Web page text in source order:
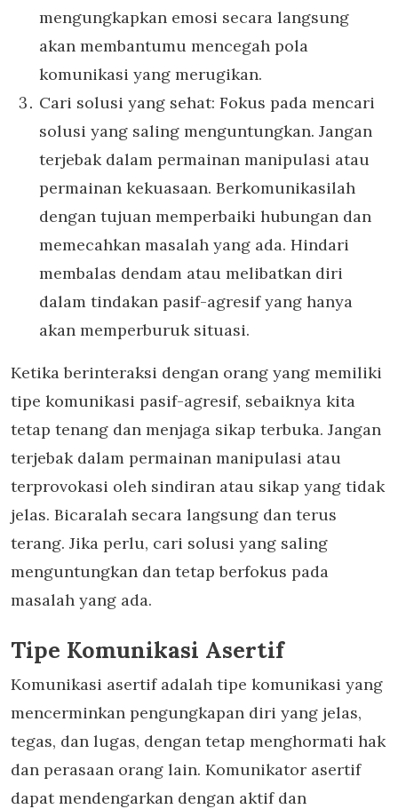
mengungkapkan emosi secara langsung
akan membantumu mencegah pola
komunikasi yang merugikan.
Cari solusi yang sehat: Fokus pada mencari
solusi yang saling menguntungkan. Jangan
terjebak dalam permainan manipulasi atau
permainan kekuasaan. Berkomunikasilah
dengan tujuan memperbaiki hubungan dan
memecahkan masalah yang ada. Hindari
membalas dendam atau melibatkan diri
dalam tindakan pasif-agresif yang hanya
akan memperburuk situasi.
Ketika berinteraksi dengan orang yang memiliki
tipe komunikasi pasif-agresif, sebaiknya kita
tetap tenang dan menjaga sikap terbuka. Jangan
terjebak dalam permainan manipulasi atau
terprovokasi oleh sindiran atau sikap yang tidak
jelas. Bicaralah secara langsung dan terus
terang. Jika perlu, cari solusi yang saling
menguntungkan dan tetap berfokus pada
masalah yang ada.
Tipe Komunikasi Asertif
Komunikasi asertif adalah tipe komunikasi yang
mencerminkan pengungkapan diri yang jelas,
tegas, dan lugas, dengan tetap menghormati hak
dan perasaan orang lain. Komunikator asertif
dapat mendengarkan dengan aktif dan